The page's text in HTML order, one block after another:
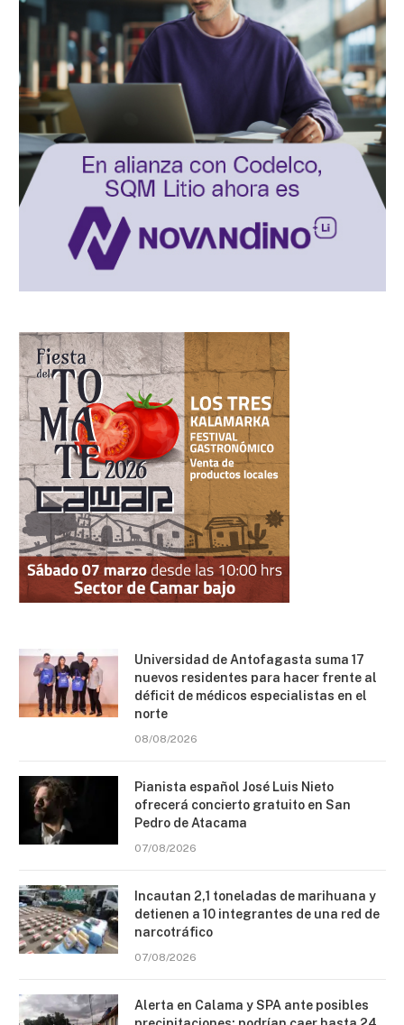
Universidad de Antofagasta suma 17
nuevos residentes para hacer frente al
déficit de médicos especialistas en el
norte
08/08/2026
Pianista español José Luis Nieto
ofrecerá concierto gratuito en San
Pedro de Atacama
07/08/2026
Incautan 2,1 toneladas de marihuana y
detienen a 10 integrantes de una red de
narcotráfico
07/08/2026
Alerta en Calama y SPA ante posibles